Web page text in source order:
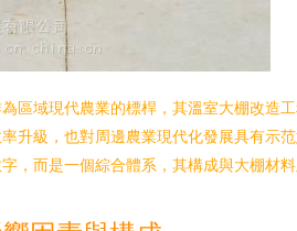
區域現代農業的標桿，其溫室大棚改造
升級，也對周邊農業現代化發展具有示
，而是一個綜合體系，其構成與大棚材